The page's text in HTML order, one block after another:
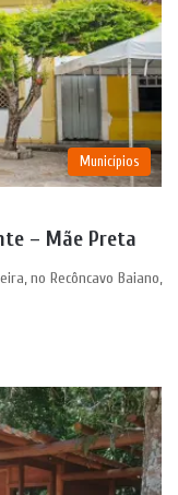
Municípios
– Mãe Preta
no Recôncavo Baiano,